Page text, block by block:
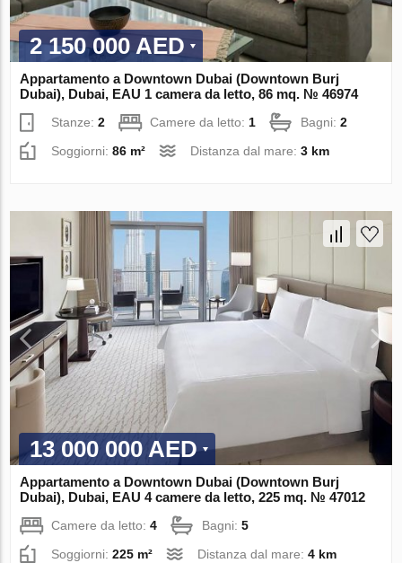
2 150 000 AED
Appartamento a Downtown Dubai (Downtown Burj
Dubai), Dubai, EAU 1 camera da letto, 86 mq. № 46974
Stanze:2 Camere da letto: 1 Bagni:2
Soggiorni:86 m² Distanza dal mare:3 km
13 000 000 AED
Appartamento a Downtown Dubai (Downtown Burj
Dubai), Dubai, EAU 4 camere da letto, 225 mq. № 47012
Camere da letto:4 Bagni:5
Soggiorni:225 m² Distanza dal mare:4 km